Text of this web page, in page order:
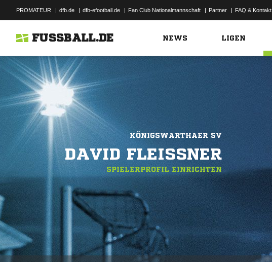
PROMATEUR | dfb.de | dfb-efootball.de | Fan Club Nationalmannschaft | Partner | FAQ & Kontakt
FUSSBALL.DE NEWS LIGEN
KÖNIGSWARTHAER SV
DAVID FLEISSNER
SPIELERPROFIL EINRICHTEN